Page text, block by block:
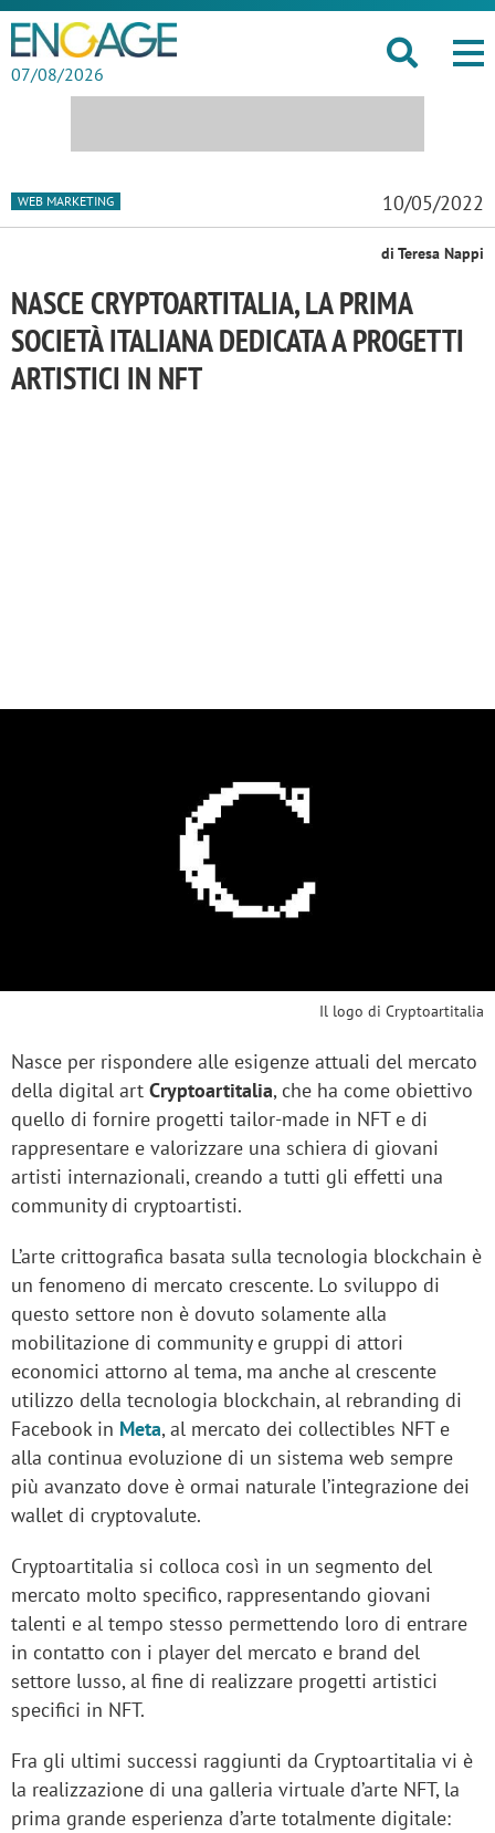
07/08/2026
WEB MARKETING 10/05/2022
di Teresa Nappi
NASCE CRYPTOARTITALIA, LA PRIMA
SOCIETÀ ITALIANA DEDICATA A PROGETTI
ARTISTICI IN NFT
Il logo di Cryptoartitalia
Nasce per rispondere alle esigenze attuali del mercato
della digital art Cryptoartitalia, che ha come obiettivo
quello di fornire progetti tailor-made in NFT e di
rappresentare e valorizzare una schiera di giovani
artisti internazionali, creando a tutti gli effetti una
community di cryptoartisti.
L’arte crittografica basata sulla tecnologia blockchain è
un fenomeno di mercato crescente. Lo sviluppo di
questo settore non è dovuto solamente alla
mobilitazione di community e gruppi di attori
economici attorno al tema, ma anche al crescente
utilizzo della tecnologia blockchain, al rebranding di
Facebook in Meta, al mercato dei collectibles NFT e
alla continua evoluzione di un sistema web sempre
più avanzato dove è ormai naturale l’integrazione dei
wallet di cryptovalute.
Cryptoartitalia si colloca così in un segmento del
mercato molto specifico, rappresentando giovani
talenti e al tempo stesso permettendo loro di entrare
in contatto con i player del mercato e brand del
settore lusso, al fine di realizzare progetti artistici
specifici in NFT.
Fra gli ultimi successi raggiunti da Cryptoartitalia vi è
la realizzazione di una galleria virtuale d’arte NFT, la
prima grande esperienza d’arte totalmente digitale: